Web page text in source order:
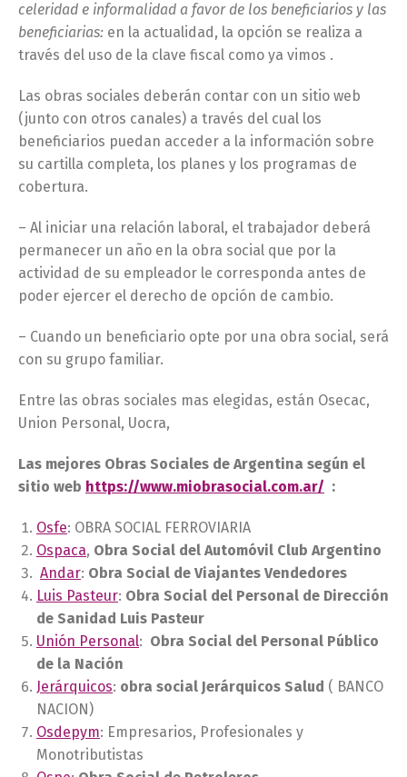
celeridad e informalidad a favor de los beneficiarios y las
beneficiarias: en la actualidad, la opción se realiza a
través del uso de la clave fiscal como ya vimos .
Las obras sociales deberán contar con un sitio web
(junto con otros canales) a través del cual los
beneficiarios puedan acceder a la información sobre
su cartilla completa, los planes y los programas de
cobertura.
– Al iniciar una relación laboral, el trabajador deberá
permanecer un año en la obra social que por la
actividad de su empleador le corresponda antes de
poder ejercer el derecho de opción de cambio.
– Cuando un beneficiario opte por una obra social, será
con su grupo familiar.
Entre las obras sociales mas elegidas, están Osecac,
Union Personal, Uocra,
Las mejores Obras Sociales de Argentina según el
sitio web https://www.miobrasocial.com.ar/ :
Osfe: OBRA SOCIAL FERROVIARIA
Ospaca, Obra Social del Automóvil Club Argentino
Andar: Obra Social de Viajantes Vendedores
Luis Pasteur: Obra Social del Personal de Dirección
de Sanidad Luis Pasteur
Unión Personal: Obra Social del Personal Público
de la Nación
Jerárquicos: obra social Jerárquicos Salud ( BANCO
NACION)
Osdepym: Empresarios, Profesionales y
Monotributistas